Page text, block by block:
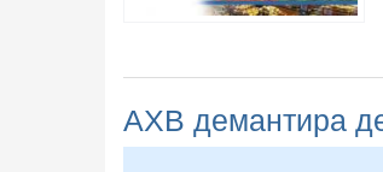
АХВ демантира